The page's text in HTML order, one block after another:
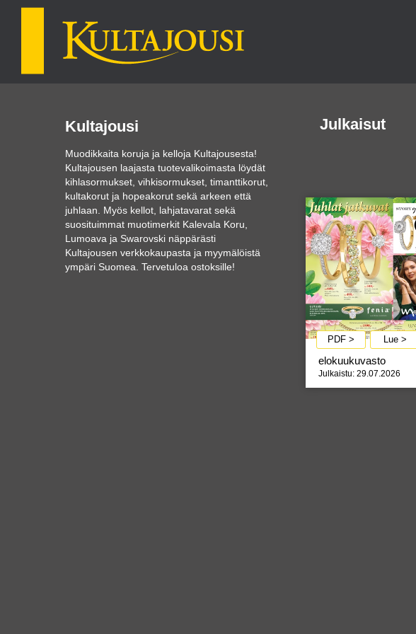
Kultajousi
Muodikkaita koruja ja kelloja Kultajousesta!
Kultajousen laajasta tuotevalikoimasta löydät
kihlasormukset, vihkisormukset, timanttikorut,
kultakorut ja hopeakorut sekä arkeen että
juhlaan. Myös kellot, lahjatavarat sekä
suosituimmat muotimerkit Kalevala Koru,
Lumoava ja Swarovski näppärästi
Kultajousen verkkokaupasta ja myymälöistä
ympäri Suomea. Tervetuloa ostoksille!
Julkaisut
elokuukuvasto
Julkaistu: 29.07.2026
PDF > Lue >